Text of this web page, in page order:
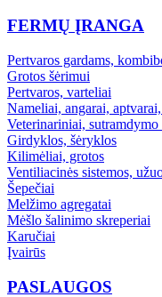
FERMŲ ĮRANGA
Pertvaros gardams,
Grotos šėrimui
Pertvaros, varteliai
Nameliai, angarai,
Veterinariniai,
Girdyklos, šėryklos
Kilimėliai, grotos
Ventiliacinės sistemos,
Šepečiai
Melžimo agregatai
Mėšlo šalinimo skreperiai
Karučiai
Įvairūs
PASLAUGOS